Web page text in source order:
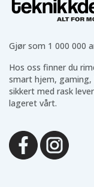
Lenovo
Lenovo G40
Lenovo
Lenovo
Lenovo
Lenovo G41
Lenovo G410s
Lenovo
Lenovo
Gjør som 1 000 000
Hos oss finner du
smart hjem,
sikkert med rask
lageret vårt.